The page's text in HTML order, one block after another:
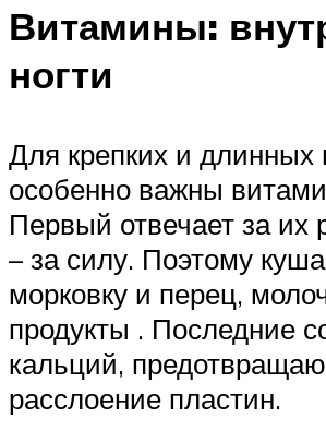
Витамины:
ногти
Для крепких и длинных
особенно важны
Первый отвечает за их
– за силу. Поэтому
морковку и перец,
продукты . Последние
кальций,
расслоение пластин.